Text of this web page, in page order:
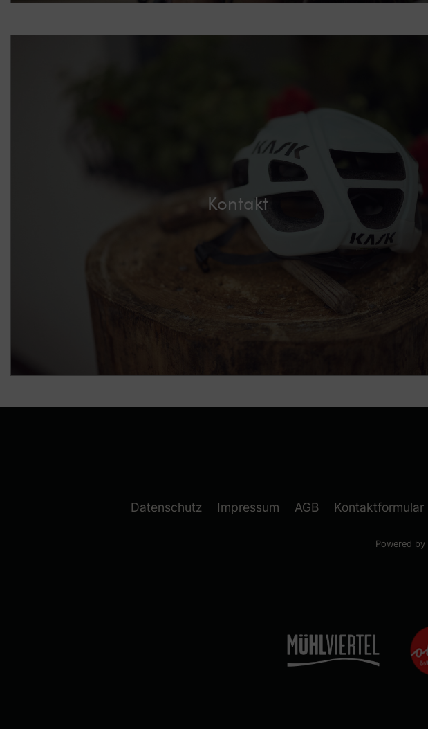
Kontakt
Datenschutz Impressum AGB Kontaktformular
Powered by